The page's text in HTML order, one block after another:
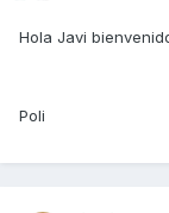
Hola Javi
Poli